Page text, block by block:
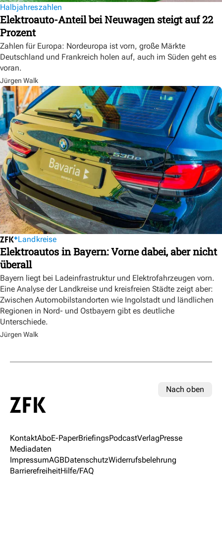
Halbjahreszahlen
Elektroauto-Anteil bei Neuwagen steigt auf 22
Prozent
Zahlen für Europa: Nordeuropa ist vorn, große Märkte
Deutschland und Frankreich holen auf, auch im Süden geht es
voran.
Jürgen Walk
Landkreise
Elektroautos in Bayern: Vorne dabei, aber nicht
überall
Bayern liegt bei Ladeinfrastruktur und Elektrofahrzeugen vorn.
Eine Analyse der Landkreise und kreisfreien Städte zeigt aber:
Zwischen Automobilstandorten wie Ingolstadt und ländlichen
Regionen in Nord- und Ostbayern gibt es deutliche
Unterschiede.
Jürgen Walk
Nach oben
KontaktAboE-PaperBriefingsPodcastVerlagPresse
Mediadaten
ImpressumAGBDatenschutzWiderrufsbelehrung
BarrierefreiheitHilfe/FAQ